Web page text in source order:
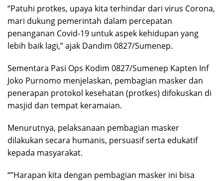
“Patuhi protkes, upaya kita terhindar dari virus Corona,
mari dukung pemerintah dalam percepatan
penanganan Covid-19 untuk aspek kehidupan yang
lebih baik lagi,” ajak Dandim 0827/Sumenep.
Sementara Pasi Ops Kodim 0827/Sumenep Kapten Inf
Joko Purnomo menjelaskan, pembagian masker dan
penerapan protokol kesehatan (protkes) difokuskan di
masjid dan tempat keramaian.
Menurutnya, pelaksanaan pembagian masker
dilakukan secara humanis, persuasif serta edukatif
kepada masyarakat.
“”Harapan kita dengan pembagian masker ini bisa